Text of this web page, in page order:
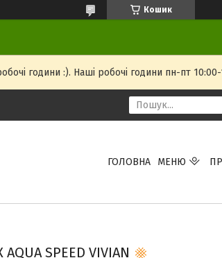
Кошик
години :). Наші робочі години пн-пт
ГОЛОВНА МЕНЮ
SPEED VIVIAN